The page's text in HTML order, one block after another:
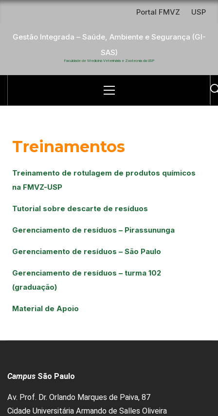
Portal FMVZ USP
Gestão Integrada – Saúde, Ambiente e Segurança (GI-
SAS)
Faculdade de Medicina Veterinária e Zootecnia da USP
Treinamentos
Treinamento de rotulagem de produtos químicos
na FMVZ-USP
Tutorial sobre descarte de resíduos
Gerenciamento de resíduos – Pirassununga
Gerenciamento de resíduos – São Paulo
Gerenciamento de resíduos – turma 102
(graduação)
Material de Apoio
Campus São Paulo
Av. Prof. Dr. Orlando Marques de Paiva, 87
Cidade Universitária Armando de Salles Oliveira